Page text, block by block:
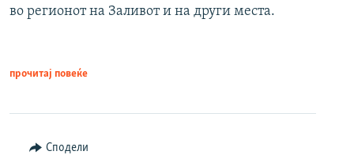
во регионот на Заливот и на други места.
прочитај повеќе
Сподели